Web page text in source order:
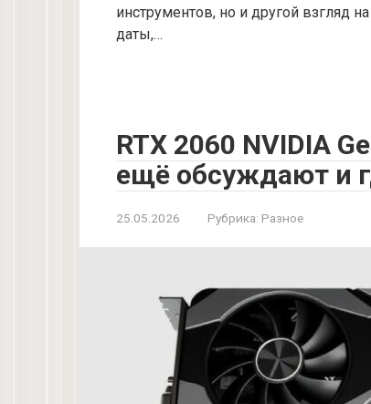
инструментов, но и другой взгляд
даты,…
RTX 2060 NVIDIA
ещё обсуждают и
25.05.2026 Рубрика: Разное